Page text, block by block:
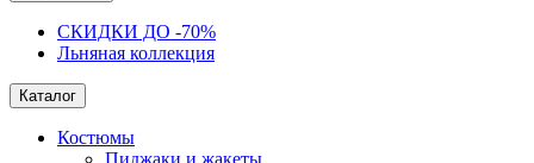
СКИДКИ ДО -70%
Льняная коллекция
Каталог
Костюмы
Пиджаки и жакеты